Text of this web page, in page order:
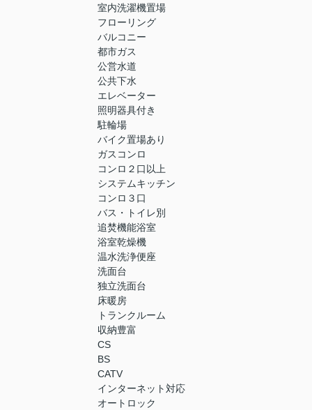
室内洗濯機置場
フローリング
バルコニー
都市ガス
公営水道
公共下水
エレベーター
照明器具付き
駐輪場
バイク置場あり
ガスコンロ
コンロ２口以上
システムキッチン
コンロ３口
バス・トイレ別
追焚機能浴室
浴室乾燥機
温水洗浄便座
洗面台
独立洗面台
床暖房
トランクルーム
収納豊富
CS
BS
CATV
インターネット対応
オートロック